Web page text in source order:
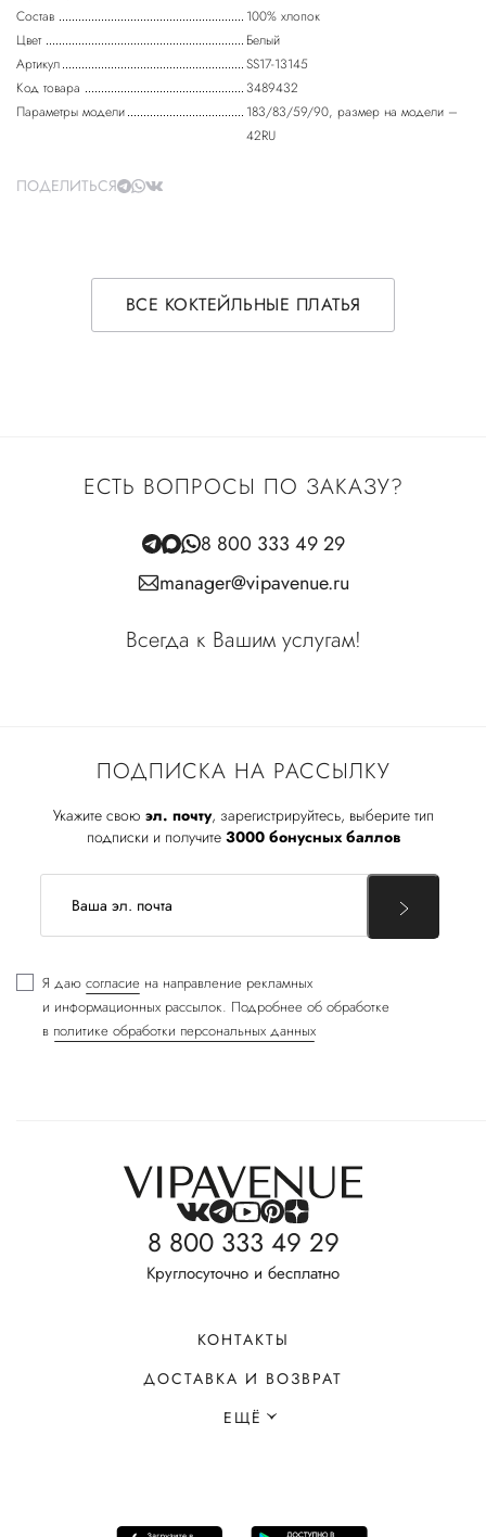
Состав
100% хлопок
Цвет
Белый
Артикул
SS17-13145
Код товара
3489432
Параметры модели
183/83/59/90, размер на модели –
42RU
ПОДЕЛИТЬСЯ
ВСЕ КОКТЕЙЛЬНЫЕ ПЛАТЬЯ
ПОДПИСКА НА РАССЫЛКУ
Укажите свою эл. почту, зарегистрируйтесь, выберите тип
подписки и получите 3000 бонусных баллов
Я даю согласие на направление рекламных
и информационных рассылок. Подробнее об обработке
в политике обработки персональных данных
ЕСТЬ ВОПРОСЫ ПО ЗАКАЗУ?
8 800 333 49 29
manager@vipavenue.ru
Всегда к Вашим услугам!
8 800 333 49 29
Круглосуточно и бесплатно
КОНТАКТЫ
ДОСТАВКА И ВОЗВРАТ
ЕЩЁ